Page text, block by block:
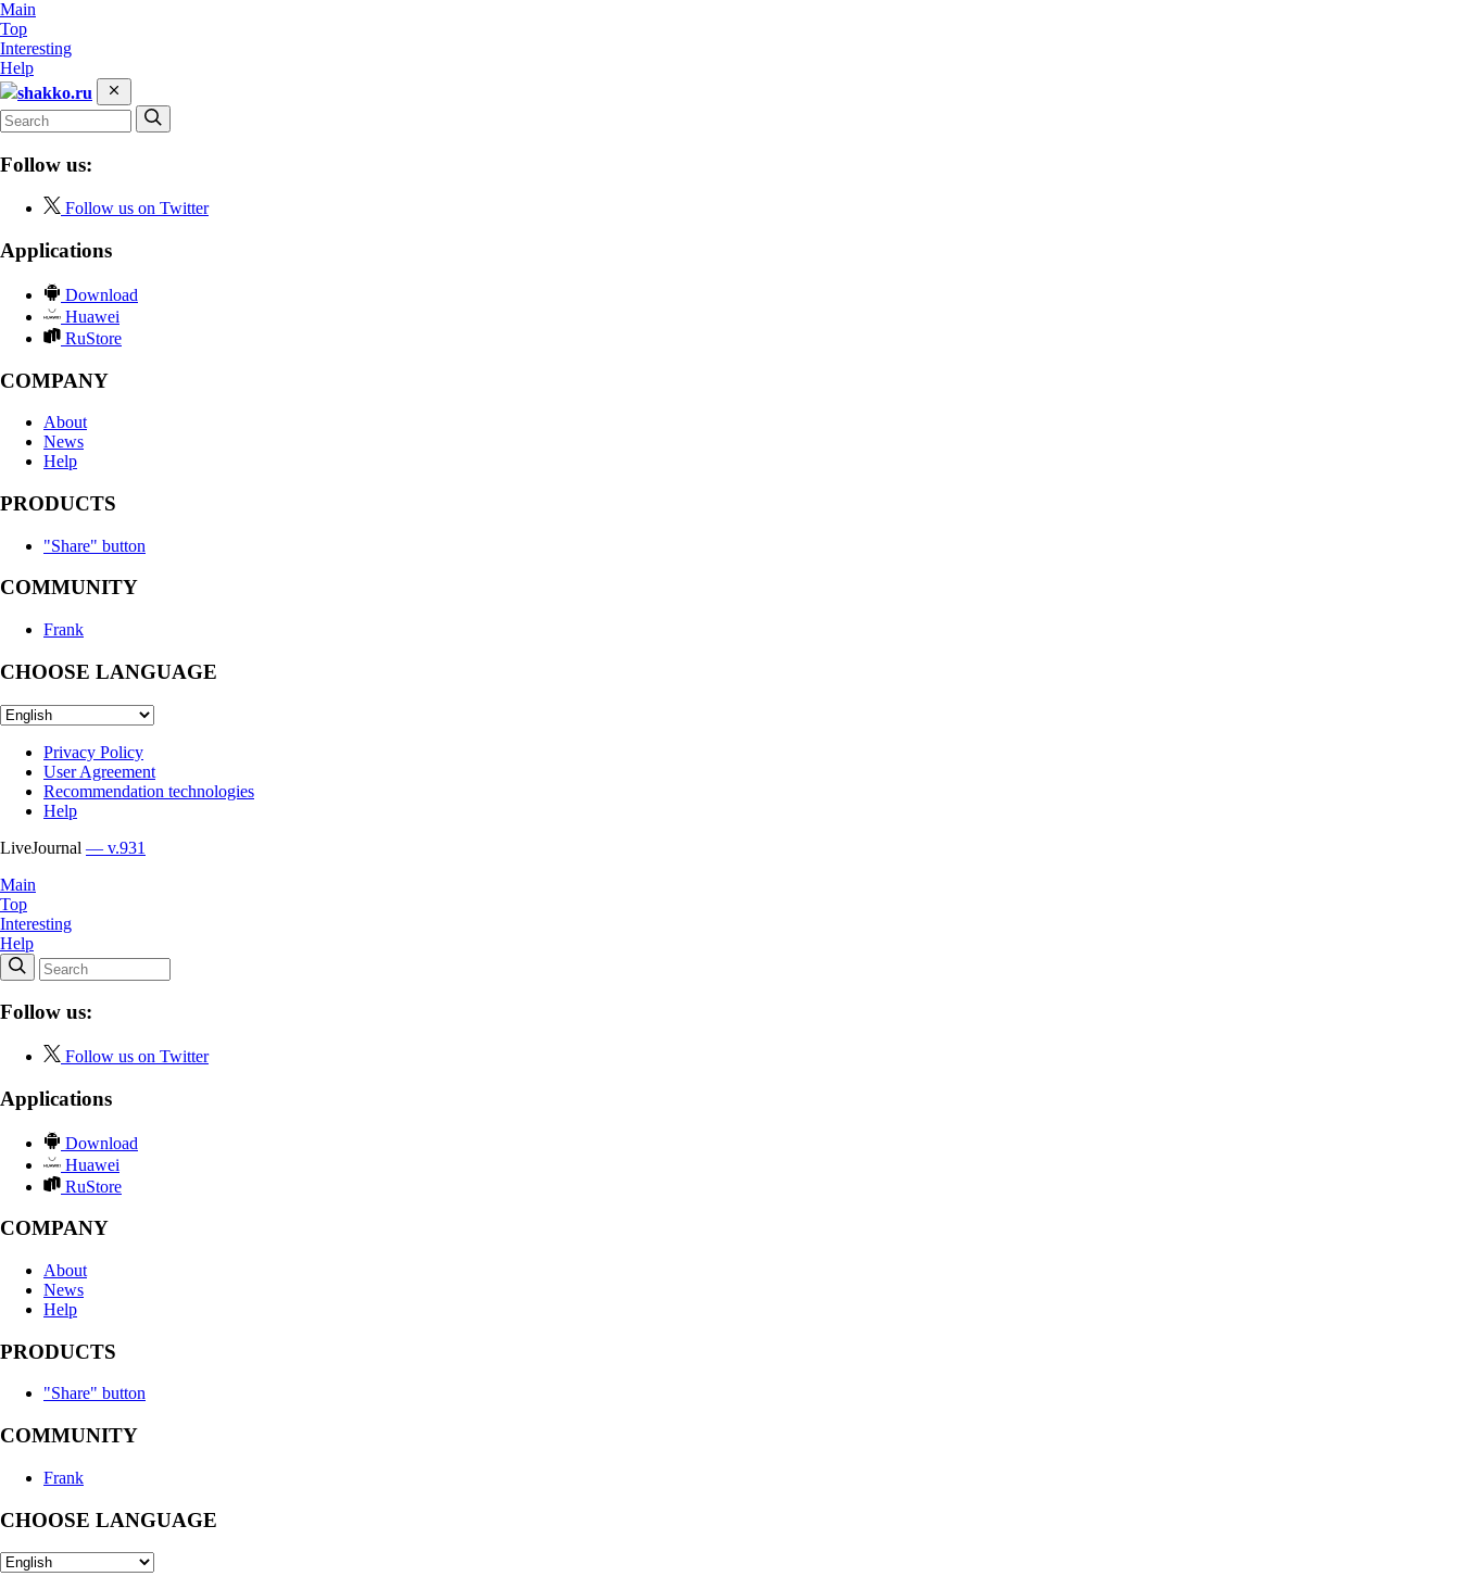
Main
Top
Interesting
Help
shakko.ru
Follow us:
Follow us on Twitter
Applications
Download
Huawei
RuStore
COMPANY
About
News
Help
PRODUCTS
"Share" button
COMMUNITY
Frank
CHOOSE LANGUAGE
Privacy Policy
User Agreement
Recommendation technologies
Help
LiveJournal — v.931
Main
Top
Interesting
Help
Follow us:
Follow us on Twitter
Applications
Download
Huawei
RuStore
COMPANY
About
News
Help
PRODUCTS
"Share" button
COMMUNITY
Frank
CHOOSE LANGUAGE